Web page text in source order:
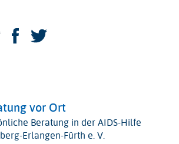
Facebook
vor Ort
Beratung in der AIDS-Hilfe
Erlangen-Fürth e. V.